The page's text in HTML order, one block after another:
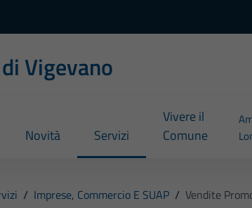
Vigevano
Novità Servizi
Vivere il
Comune
/ Imprese, Commercio E SUAP / Vendite